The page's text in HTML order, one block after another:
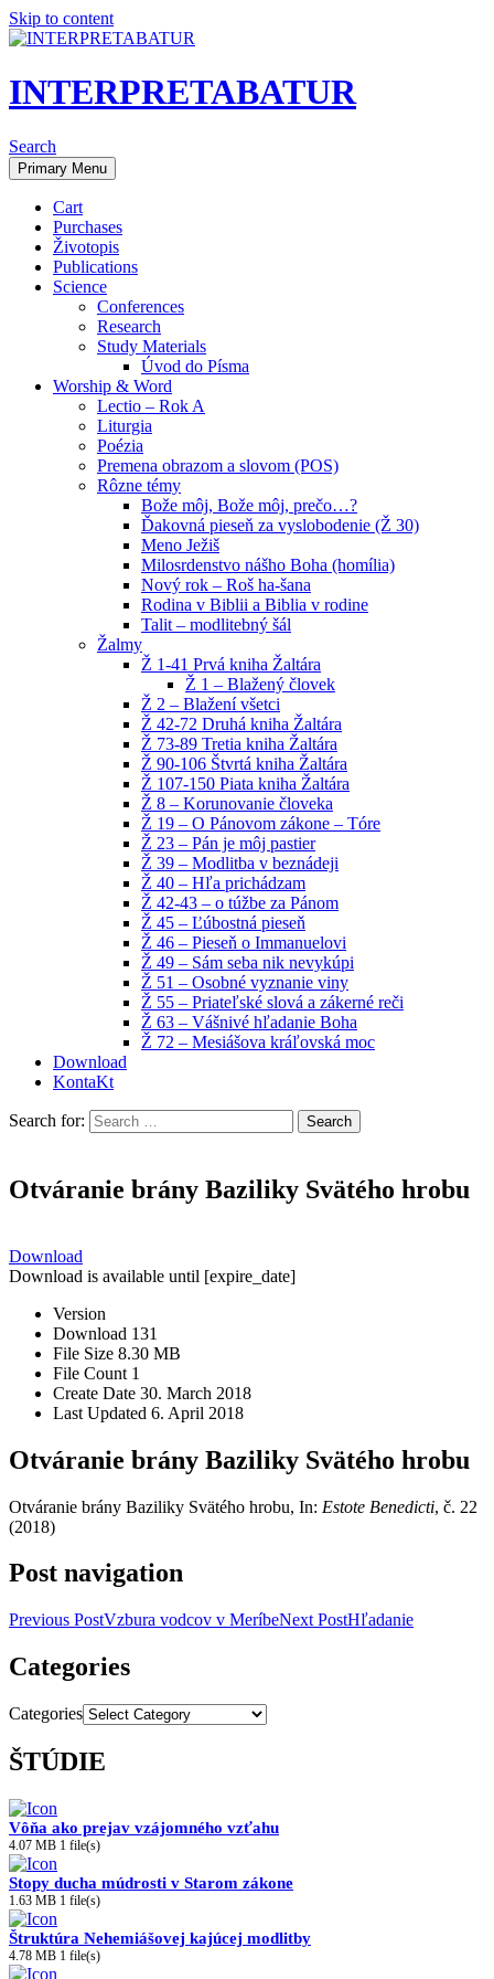
Skip to content
INTERPRETABATUR
Search
Primary Menu
Cart
Purchases
Životopis
Publications
Science
Conferences
Research
Study Materials
Úvod do Písma
Worship & Word
Lectio – Rok A
Liturgia
Poézia
Premena obrazom a slovom (POS)
Rôzne témy
Bože môj, Bože môj, prečo…?
Ďakovná pieseň za vyslobodenie (Ž 30)
Meno Ježiš
Milosrdenstvo nášho Boha (homília)
Nový rok – Roš ha-šana
Rodina v Biblii a Biblia v rodine
Talit – modlitebný šál
Žalmy
Ž 1-41 Prvá kniha Žaltára
Ž 1 – Blažený človek
Ž 2 – Blažení všetci
Ž 42-72 Druhá kniha Žaltára
Ž 73-89 Tretia kniha Žaltára
Ž 90-106 Štvrtá kniha Žaltára
Ž 107-150 Piata kniha Žaltára
Ž 8 – Korunovanie človeka
Ž 19 – O Pánovom zákone – Tóre
Ž 23 – Pán je môj pastier
Ž 39 – Modlitba v beznádeji
Ž 40 – Hľa prichádzam
Ž 42-43 – o túžbe za Pánom
Ž 45 – Ľúbostná pieseň
Ž 46 – Pieseň o Immanuelovi
Ž 49 – Sám seba nik nevykúpi
Ž 51 – Osobné vyznanie viny
Ž 55 – Priateľské slová a zákerné reči
Ž 63 – Vášnivé hľadanie Boha
Ž 72 – Mesiášova kráľovská moc
Download
KontaKt
Search for:
Otváranie brány Baziliky Svätého hrobu
Download
Download is available until [expire_date]
Version
Download 131
File Size 8.30 MB
File Count 1
Create Date 30. March 2018
Last Updated 6. April 2018
Otváranie brány Baziliky Svätého hrobu
Otváranie brány Baziliky Svätého hrobu, In: Estote Benedicti, č. 22
(2018)
Post navigation
Previous PostVzbura vodcov v MeríbeNext PostHľadanie
Categories
Categories
ŠTÚDIE
Vôňa ako prejav vzájomného vzťahu
4.07 MB 1 file(s)
Stopy ducha múdrosti v Starom zákone
1.63 MB 1 file(s)
Štruktúra Nehemiášovej kajúcej modlitby
4.78 MB 1 file(s)